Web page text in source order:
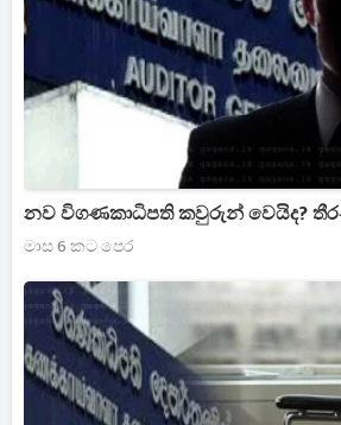
නව විගණකාධිපති කවුරුන් වෙයිද?
මාස 6 කට පෙර